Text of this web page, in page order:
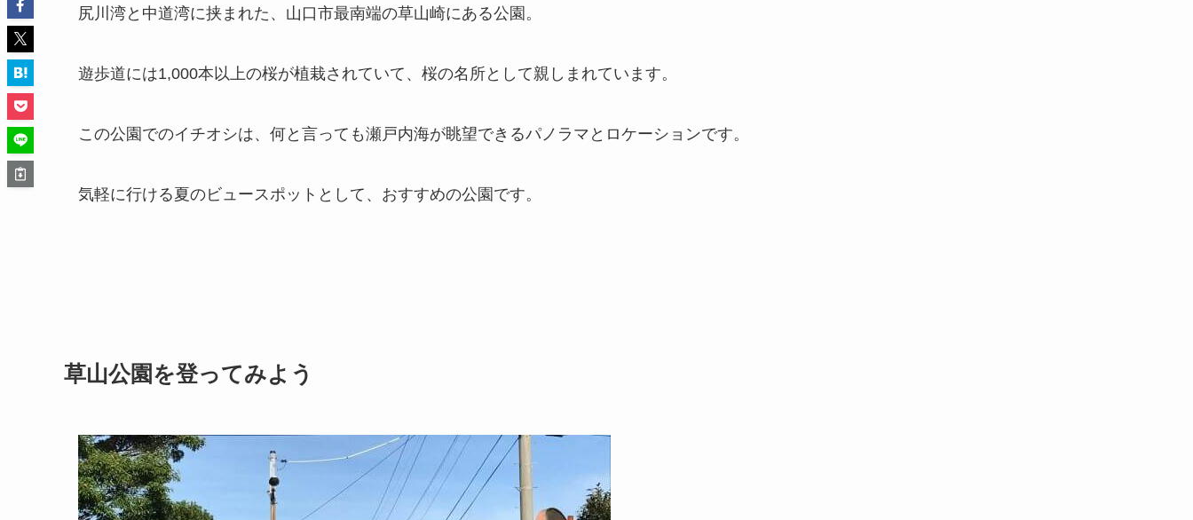
尻川湾と中道湾に挟まれた、山口市最南端の草山崎にある公園。
遊歩道には1,000本以上の桜が植栽されていて、桜の名所として親しまれています。
この公園でのイチオシは、何と言っても瀬戸内海が眺望できるパノラマとロケーションです。
気軽に行ける夏のビュースポットとして、おすすめの公園です。
草山公園を登ってみよう